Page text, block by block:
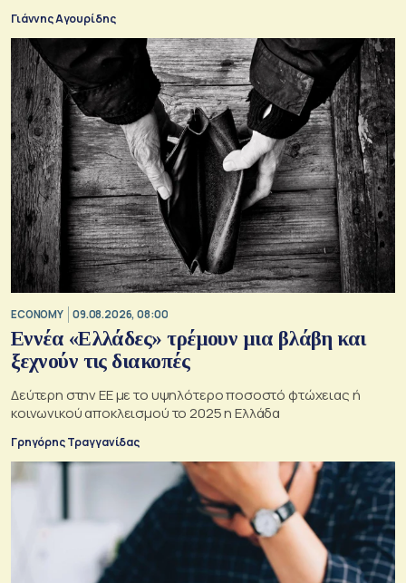
Γιάννης Αγουρίδης
ECONOMY 09.08.2026, 08:00
Εννέα «Ελλάδες» τρέμουν μια βλάβη και
ξεχνούν τις διακοπές
Δεύτερη στην ΕΕ με το υψηλότερο ποσοστό φτώχειας ή
κοινωνικού αποκλεισμού το 2025 η Ελλάδα
Γρηγόρης Τραγγανίδας